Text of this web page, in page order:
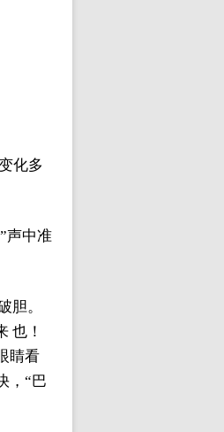
化多
声中准
胆。
也！
睛看
，“巴